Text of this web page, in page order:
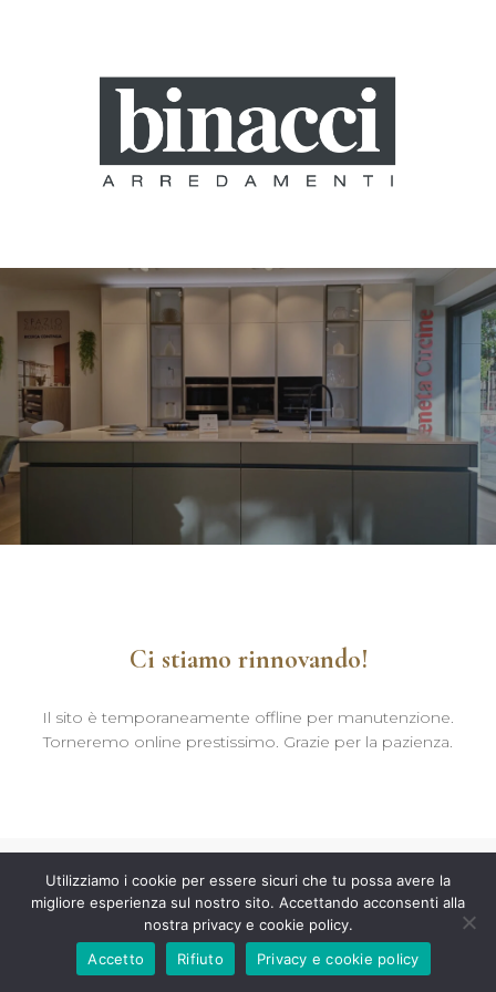
Ci stiamo rinnovando!
Il sito è temporaneamente offline per manutenzione.
Torneremo online prestissimo. Grazie per la pazienza.
Utilizziamo i cookie per essere sicuri che tu possa avere la
migliore esperienza sul nostro sito. Accettando acconsenti alla
nostra privacy e cookie policy.
Accetto
Rifiuto Privacy e cookie policy